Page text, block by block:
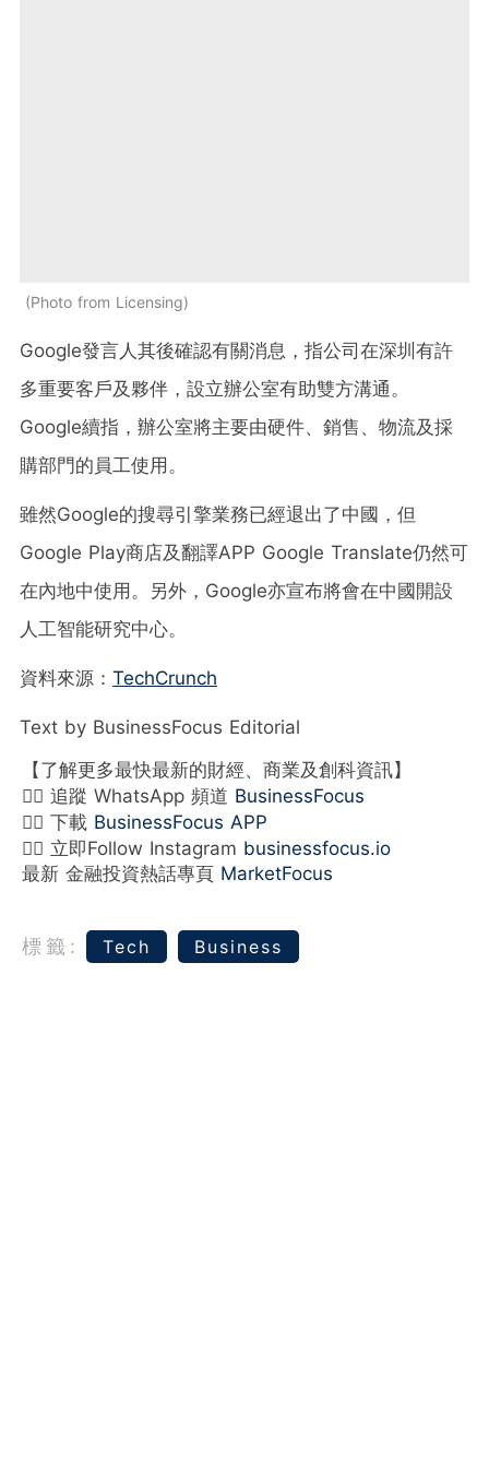
Photo from Licensing
Google發言人其後確認有關消息，指公司在深圳有許
多重要客戶及夥伴，設立辦公室有助雙方溝通。
Google續指，辦公室將主要由硬件、銷售、物流及採
購部門的員工使用。
雖然Google的搜尋引擎業務已經退出了中國，但
Google Play商店及翻譯APP Google Translate仍然可
在內地中使用。另外，Google亦宣布將會在中國開設
人工智能研究中心。
資料來源： TechCrunch
Text by BusinessFocus Editorial
【了解更多最快最新的財經、商業及創科資訊】
👉🏻 追蹤 WhatsApp 頻道 BusinessFocus
👉🏻 下載 BusinessFocus APP
👉🏻 立即Follow Instagram businessfocus.io
最新 金融投資熱話專頁 MarketFocus
標籤: Tech Business